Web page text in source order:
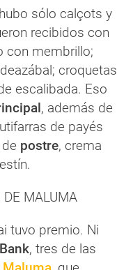
sólo calçots y
recibidos con
con membrillo;
croquetas
escalibada. Eso
, además de
de payés
postre, crema
DE MALUMA
tuvo premio. Ni
, tres de las